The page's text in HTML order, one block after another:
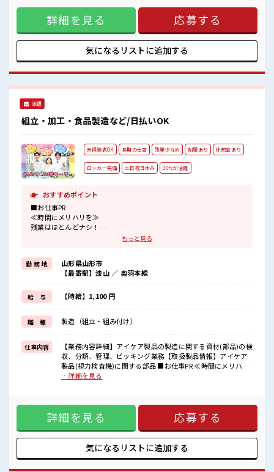
稼ぎたい方は必見！
サポートもバッチリだから未経験からでも安心してスタートできま
すよ！
次の工程への運搬などの付帯作業※作業は工程ごとに分かれ
ており、一つひとつ覚えていけるので製造未経験の方も安心
です。困ったことがあれば近くの先輩スタッフがサポートし
ます。4勤2休の交替勤務で、残業もあるためしっかり稼げる
環境です。社員食堂・休憩室を完備しており、車・バイク・
自転車での通勤も可能です。【取扱製品情報】自動車・トラ
PR ≪残業多めでがっつり稼ぐ≫ 高収入を希望される方にオス
スメ。 残業は月20時間以上あります♪ ≪髪色自由で自分らし
み解消♪ ≪未経験でも活躍できる≫ 新しいことにチャレンジ
するのは不安だけど、 しっかり働く環境が整っています！ イ
チからスキルUP・ステップUP目指していきましょう！ ≪自
分に合った期間で働ける≫ 福利厚生が整った派遣のお仕事で
す！ ■職場の雰囲気 キバツ過ぎなければ髪色・髪型は自由！
あなたの個性を大事にできます♪ 残業多め！ 稼ぎたい方は必
見！ サポートもバッチリだから未経験からでも安心してスタ
詳細を見る 応募する
気になるリストに追加する
派遣
組立・加工・食品製造など/日払いOK
未経験者OK 長期の仕事 残業少なめ 制服あり 休憩室あり
ロッカー完備 土日祝日休み 30代が活躍
おすすめポイント
■お仕事PR
≪時間にメリハリを≫
残業はほとんどナシ！
場合によってはお願いすることもあります♪
週末は家族や友人と一緒にプライベート満喫！
≪動きやすい制服アリ≫
制服があるので、
毎日の服装の悩み解消♪
≪未経験OKの仕事≫
新しいことにチャレンジするのは不安だけど、
しっかり働く環境が整っています！
イチからスキルUP・ステップUP目指していきましょう！
≪収入アップを目指せる≫
高時給だらけの派遣のお仕事です！
■職場の雰囲気
休憩室で楽しくおしゃべり！
私物の置きすぎには注意が必要ですね★
お休みは土日祝日なので友人や家族との予定も合わせやすい♪
もっと見る
勤 務 地
山形県山形市
【最寄駅】漆山 ／ 奥羽本線
給 与 【時給】1,100 円
職 種 製造（組立・組み付け）
仕事内容
【業務内容詳細】アイケア製品の製造に関する資材(部品)の検
収、分類、管理、ピッキング業務【取扱製品情報】アイケア
製品(視力検査機)に関する部品 ■お仕事PR ≪時間にメリハリ
を≫ 残業はほとんどナシ！ 場合によってはお願いすることも
の服装の悩み解消♪ ≪未経験OKの仕事≫ 新しいことにチャ
レンジするのは不安だけど、 しっかり働く環境が整っていま
す！ イチからスキルUP・ステップUP目指していきましょ
う！ ≪収入アップを目指せる≫ 高時給だらけの派遣のお仕事
解消☆ 職場にはロッカー完備！ 私物の置きすぎには注意が必
…詳細を見る
詳細を見る 応募する
気になるリストに追加する